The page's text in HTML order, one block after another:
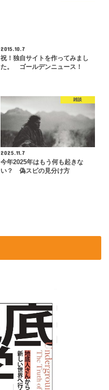
2015.10.7
祝！独自サイトを作ってみまし
た。 ゴールデンニュース！
雑談
2025.11.7
今年2025年はもう何も起きな
い？ 偽スピの見分け方